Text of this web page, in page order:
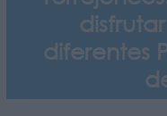
diferentes